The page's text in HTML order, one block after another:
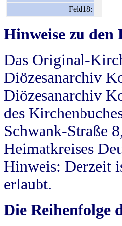
Feld18:
Hinweise zu
Das Original-
Diözesanarchiv
Diözesanarchiv
des
Schwank-Straße
Heimatkreises
Hinweis: Derzeit
erlaubt.
Die Reihenfolge